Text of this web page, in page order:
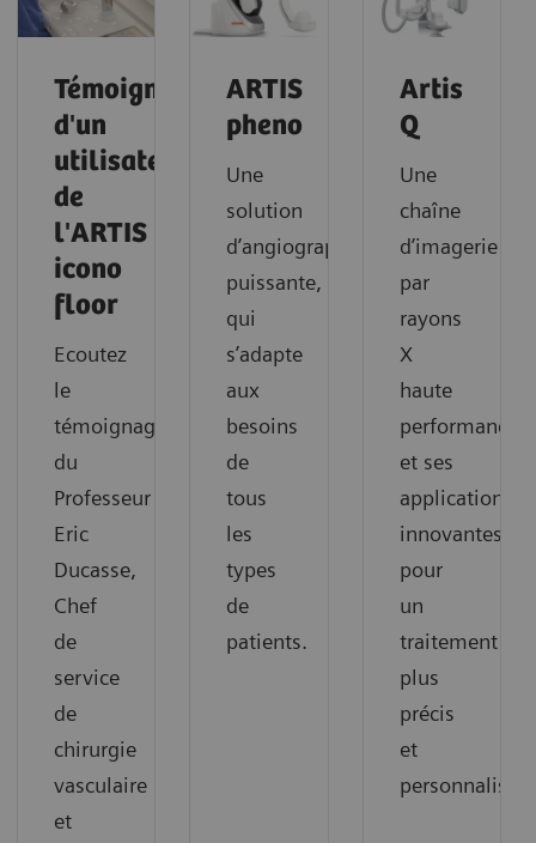
Témoignage
d'un
utilisateur
de
l'ARTIS
icono
floor
Ecoutez
le
témoignage
du
Professeur
Eric
Ducasse,
Chef
de
service
de
chirurgie
vasculaire
et
ARTIS
pheno
Une
solution
d’angiographie
puissante,
qui
s’adapte
aux
besoins
de
tous
les
types
de
patients.
Artis
Q
Une
chaîne
d’imagerie
par
rayons
X
haute
performance
et ses
applications
innovantes
pour
un
traitement
plus
précis
et
personnalisé.